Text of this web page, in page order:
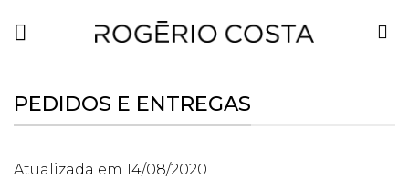
PEDIDOS E ENTREGAS
Atualizada em 14/08/2020